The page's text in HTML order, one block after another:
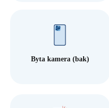
Byta kamera (bak)